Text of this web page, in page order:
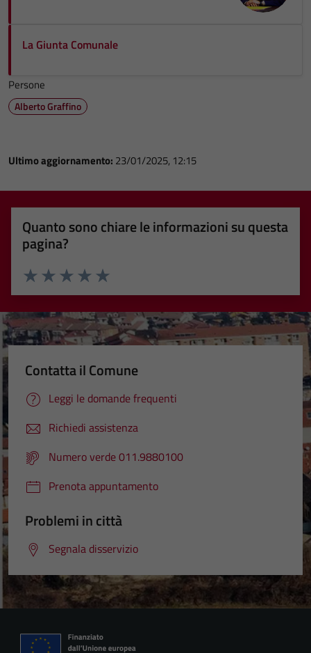
La Giunta Comunale
Persone
Alberto Graffino
Ultimo aggiornamento: 23/01/2025, 12:15
Quanto sono chiare le informazioni su questa
pagina?
Valuta 5 stelle su 5
Valuta 4 stelle su 5
Valuta 3 stelle su 5
Valuta 2 stelle su 5
Valuta 1 stelle su 5
Contatta il Comune
Leggi le domande frequenti
Richiedi assistenza
Numero verde 011.9880100
Prenota appuntamento
Problemi in città
Segnala disservizio